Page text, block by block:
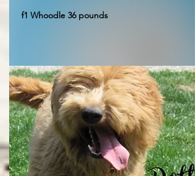
f1 Whoodle 36 pounds